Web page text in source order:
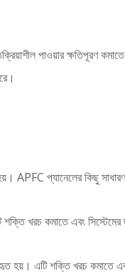
পাওয়ার ক্ষতিপূরণ
APFC প্যানেলের কিছু
শক্তি খরচ কমাতে এবং
হয়। এটি শক্তি খরচ কমাতে